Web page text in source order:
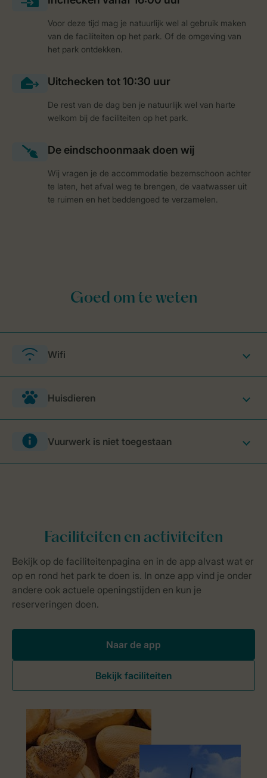
Voor deze tijd mag je natuurlijk wel al gebruik maken
van de faciliteiten op het park. Of de omgeving van
het park ontdekken.
De rest van de dag ben je natuurlijk wel van harte
welkom bij de faciliteiten op het park.
Wij vragen je de accommodatie bezemschoon achter
te laten, het afval weg te brengen, de vaatwasser uit
te ruimen en het beddengoed te verzamelen.
Wifi
Huisdieren
Vuurwerk is niet toegestaan
Naar de app
Bekijk faciliteiten